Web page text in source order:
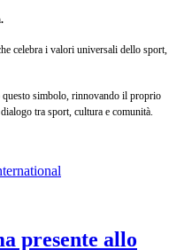
celebra i valori universali dello sport,
simbolo, rinnovando il proprio
tra sport, cultura e comunità.
presente allo